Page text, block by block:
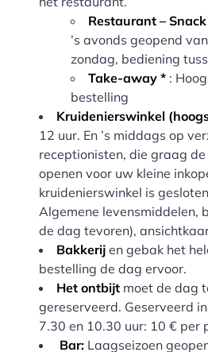
Restaurant –
’s avonds geopend
zondag, bediening
Take-away *:
bestelling
Kruidenierswinkel
12 uur. En ’s middags op
receptionisten, die graag
openen voor uw kleine
kruidenierswinkel is
Algemene levensmiddelen,
de dag tevoren),
Bakkerijen gebak het
bestelling de dag ervoor.
Het ontbijtmoet de dag
gereserveerd. Geserveerd
7.30 en 10.30 uur: 10 € per
Bar:Laagseizoen